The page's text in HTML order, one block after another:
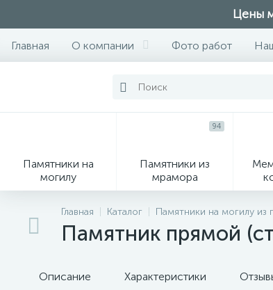
Цены
Главная О компании Фото работ
Памятники на
могилу
Памятники из
мрамора
94
Главная Каталог Памятники на могилу из
Памятник прямой
Описание Характеристики